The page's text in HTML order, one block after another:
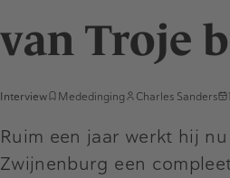
van Troje
Interview Mededinging Charles Sanders
Ruim een jaar werkt hij
Zwijnenburg een